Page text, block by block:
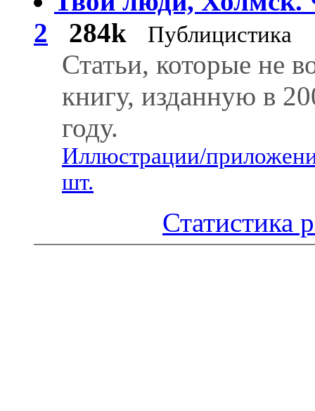
2
284k Публицистика
Статьи, которые не
книгу, изданную в
году.
Иллюстрации/
шт.
Статистика